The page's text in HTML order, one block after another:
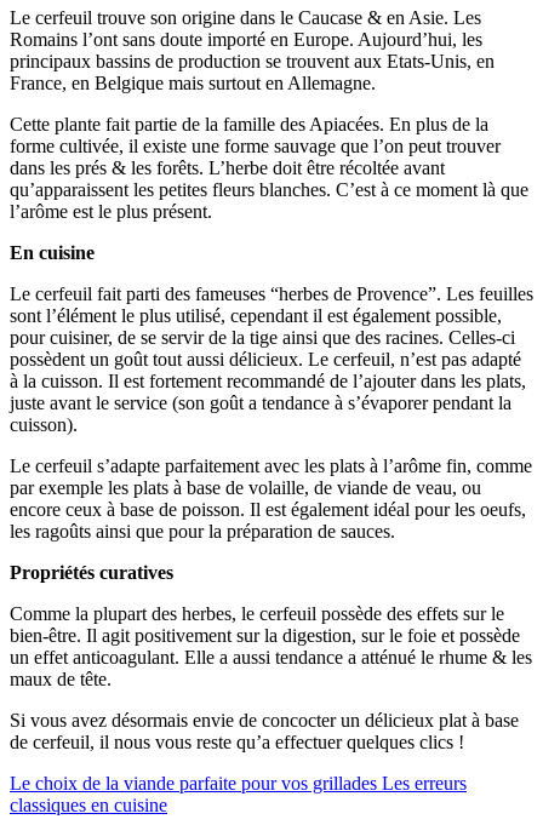
Le cerfeuil trouve son origine dans le Caucase & en Asie. Les
Romains l’ont sans doute importé en Europe. Aujourd’hui, les
principaux bassins de production se trouvent aux Etats-Unis, en
France, en Belgique mais surtout en Allemagne.
Cette plante fait partie de la famille des Apiacées. En plus de la
forme cultivée, il existe une forme sauvage que l’on peut trouver
dans les prés & les forêts. L’herbe doit être récoltée avant
qu’apparaissent les petites fleurs blanches. C’est à ce moment là que
l’arôme est le plus présent.
En cuisine
Le cerfeuil fait parti des fameuses “herbes de Provence”. Les feuilles
sont l’élément le plus utilisé, cependant il est également possible,
pour cuisiner, de se servir de la tige ainsi que des racines. Celles-ci
possèdent un goût tout aussi délicieux. Le cerfeuil, n’est pas adapté
à la cuisson. Il est fortement recommandé de l’ajouter dans les plats,
juste avant le service (son goût a tendance à s’évaporer pendant la
cuisson).
Le cerfeuil s’adapte parfaitement avec les plats à l’arôme fin, comme
par exemple les plats à base de volaille, de viande de veau, ou
encore ceux à base de poisson. Il est également idéal pour les oeufs,
les ragoûts ainsi que pour la préparation de sauces.
Propriétés curatives
Comme la plupart des herbes, le cerfeuil possède des effets sur le
bien-être. Il agit positivement sur la digestion, sur le foie et possède
un effet anticoagulant. Elle a aussi tendance a atténué le rhume & les
maux de tête.
Si vous avez désormais envie de concocter un délicieux plat à base
de cerfeuil, il nous vous reste qu’a effectuer quelques clics !
Le choix de la viande parfaite pour vos grillades Les erreurs
classiques en cuisine